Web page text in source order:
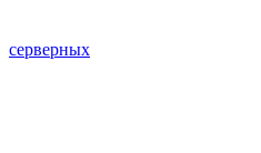
серверных